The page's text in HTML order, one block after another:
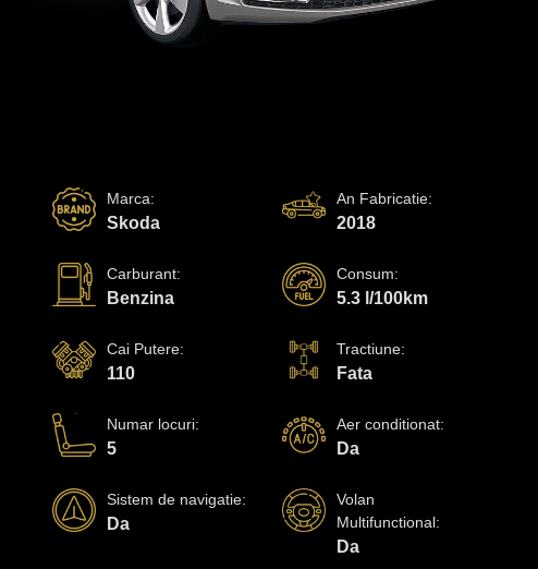
Marca:
Skoda
An Fabricatie:
2018
Carburant:
Benzina
Consum:
5.3 l/100km
Cai Putere:
110
Tractiune:
Fata
Numar locuri:
5
Aer conditionat:
Da
Sistem de navigatie:
Da
Volan
Multifunctional:
Da